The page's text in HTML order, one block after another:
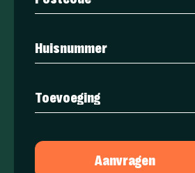
Aanvragen